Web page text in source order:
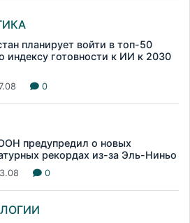
планирует войти в топ-50
индексу готовности к ИИ к 2030
0
предупредил о новых
рекордах из-за Эль-Ниньо
0